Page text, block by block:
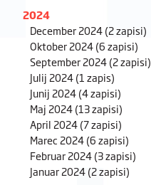
2024
December 2024(2 zapisi)
Oktober 2024(6 zapisi)
September 2024(2 zapisi)
Julij 2024(1 zapis)
Junij 2024(4 zapisi)
Maj 2024(13 zapisi)
April 2024(7 zapisi)
Marec 2024(6 zapisi)
Februar 2024(3 zapisi)
Januar 2024(2 zapisi)